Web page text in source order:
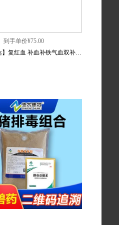
到手单价¥75.00
】复红血 补血补铁气血双补
饮水可拌料